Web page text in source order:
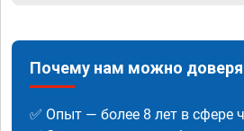
Почему нам можно
✅ Опыт — более 8 лет в сфере